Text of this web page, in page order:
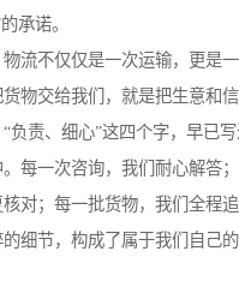
承诺。
流不仅仅是一次运输，更是
物交给我们，就是把生意和
负责、细心”这四个字，早已
每一次咨询，我们耐心解答
对；每一批货物，我们全程
细节，构成了属于我们自己